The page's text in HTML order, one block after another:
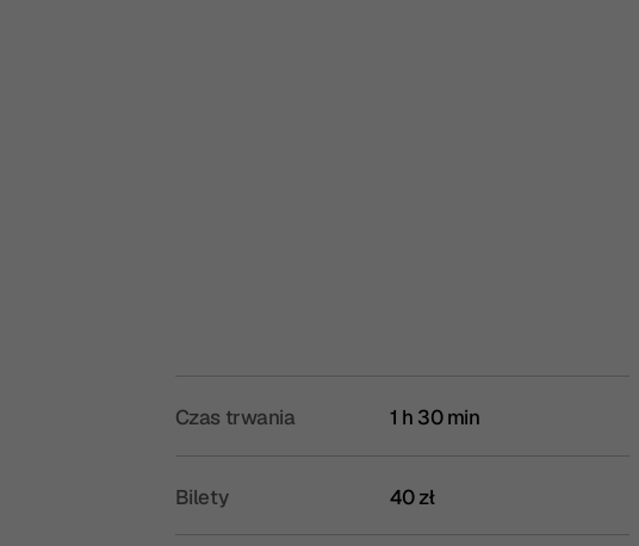
Czas trwania 1 h 30 min
Bilety 40 zł